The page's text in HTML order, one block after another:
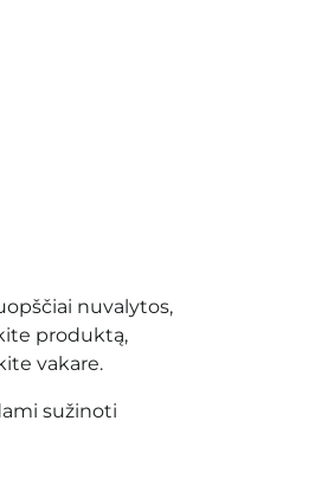
nuvalytos,
produktą,
vakare.
sužinoti